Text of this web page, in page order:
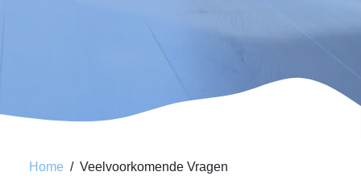
Home Veelvoorkomende Vragen